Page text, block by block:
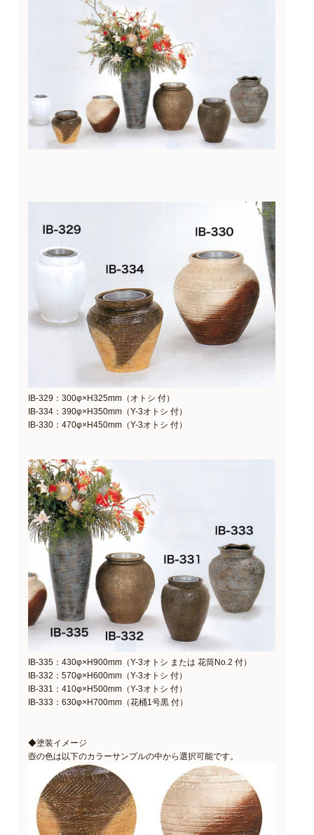
IB-329：300φ×H325mm（オトシ 付）
IB-334：390φ×H350mm（Y-3オトシ 付）
IB-330：470φ×H450mm（Y-3オトシ 付）
IB-335：430φ×H900mm（Y-3オトシ または 花筒No.2 付）
IB-332：570φ×H600mm（Y-3オトシ 付）
IB-331：410φ×H500mm（Y-3オトシ 付）
IB-333：630φ×H700mm（花桶1号黒 付）
◆塗装イメージ
壺の色は以下のカラーサンプルの中から選択可能です。